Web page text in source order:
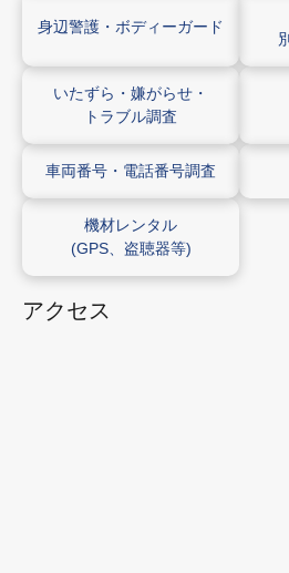
身辺警護・ ボディーガード
いたずら・ 嫌がらせ・
トラブル調査
車両番号・ 電話番号調査
機材レンタル
(GPS、 盗聴器等)
アクセス